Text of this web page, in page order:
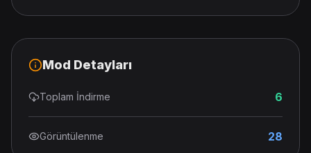
Mod Detayları
Toplam İndirme 6
Görüntülenme 28